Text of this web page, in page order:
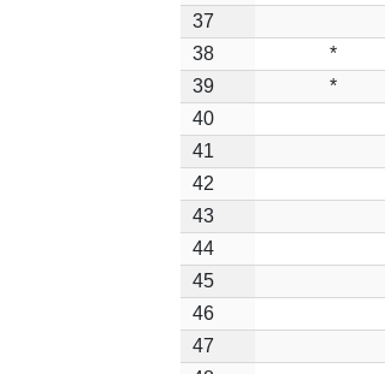
37
38
*
39
*
40
41
42
43
44
45
46
47